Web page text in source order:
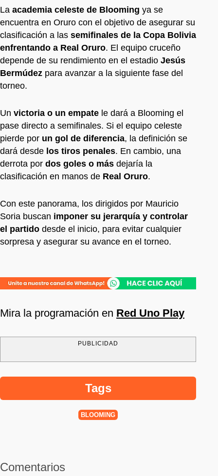
La academia celeste de Blooming ya se
encuentra en Oruro con el objetivo de asegurar su
clasificación a las semifinales de la Copa Bolivia
enfrentando a Real Oruro. El equipo cruceño
depende de su rendimiento en el estadio Jesús
Bermúdez para avanzar a la siguiente fase del
torneo.
Un victoria o un empate le dará a Blooming el
pase directo a semifinales. Si el equipo celeste
pierde por un gol de diferencia, la definición se
dará desde los tiros penales. En cambio, una
derrota por dos goles o más dejaría la
clasificación en manos de Real Oruro.
Con este panorama, los dirigidos por Mauricio
Soria buscan imponer su jerarquía y controlar
el partido desde el inicio, para evitar cualquier
sorpresa y asegurar su avance en el torneo.
Mira la programación en Red Uno Play
PUBLICIDAD
Tags
BLOOMING
Comentarios